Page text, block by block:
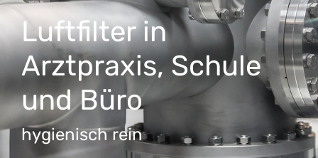
Luftfilter in
Arztpraxis, Schule
und Büro
hygienisch rein